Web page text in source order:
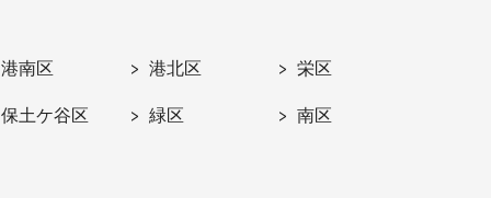
港南区 港北区 栄区
保土ケ谷区 緑区 南区